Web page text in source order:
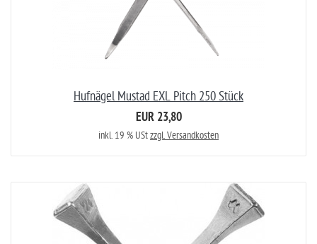
Hufnägel Mustad EXL Pitch 250 Stück
EUR 23,80
inkl. 19 % UStzzgl. Versandkosten